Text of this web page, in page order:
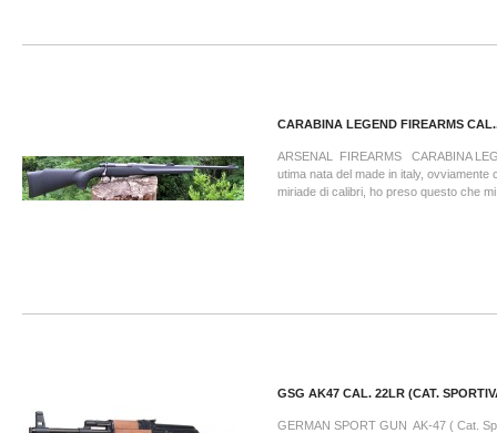
CARABINA LEGEND FIREARMS
ARSENAL FIREARMS CARABINA
utima nata del made in italy, ovviamente
miriade di calibri, ho preso questo che
GSG AK47 CAL. 22LR (CAT.
GERMAN SPORT GUN AK-47 ( Cat.